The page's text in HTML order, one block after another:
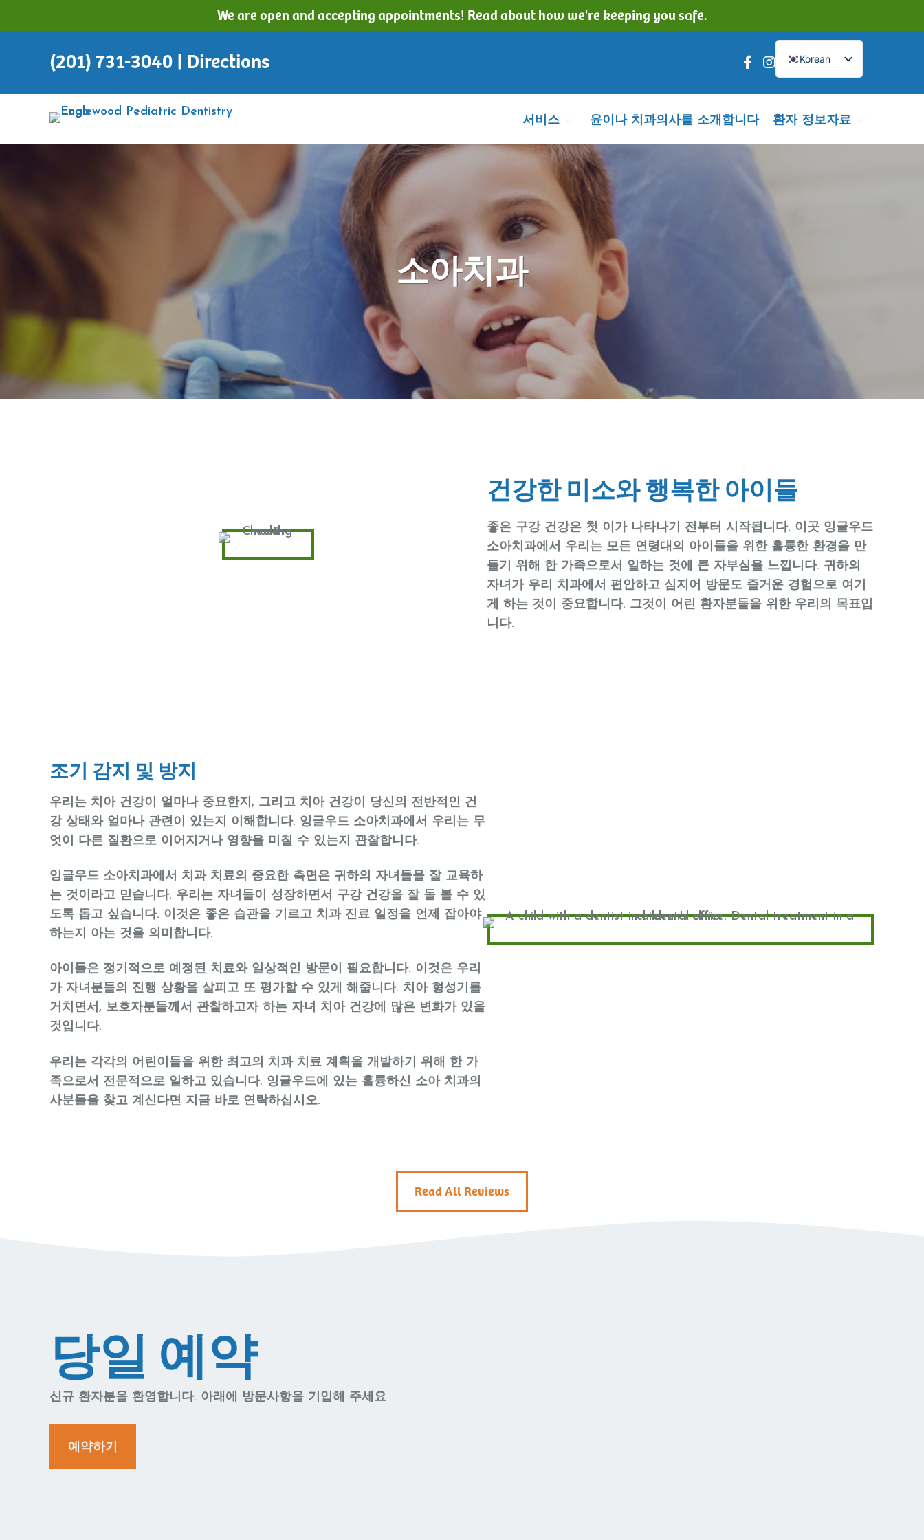
to
to
We are open and accepting appointments! Read about how we're keeping you safe.
(201) 731-3040 | Directions Korean
서비스 윤이나 치과의사를 소개합니다 환자 정보자료
소아치과
건강한 미소와 행복한 아이들
좋은 구강 건강은 첫 이가 나타나기 전부터 시작됩니다. 이곳 잉글우드
소아치과에서 우리는 모든 연령대의 아이들을 위한 훌륭한 환경을 만
들기 위해 한 가족으로서 일하는 것에 큰 자부심을 느낍니다. 귀하의
자녀가 우리 치과에서 편안하고 심지어 방문도 즐거운 경험으로 여기
게 하는 것이 중요합니다. 그것이 어린 환자분들을 위한 우리의 목표입
니다.
조기 감지 및 방지
우리는 치아 건강이 얼마나 중요한지, 그리고 치아 건강이 당신의 전반적인 건
강 상태와 얼마나 관련이 있는지 이해합니다. 잉글우드 소아치과에서 우리는 무
엇이 다른 질환으로 이어지거나 영향을 미칠 수 있는지 관찰합니다.
잉글우드 소아치과에서 치과 치료의 중요한 측면은 귀하의 자녀들을 잘 교육하
는 것이라고 믿습니다. 우리는 자녀들이 성장하면서 구강 건강을 잘 돌 볼 수 있
도록 돕고 싶습니다. 이것은 좋은 습관을 기르고 치과 진료 일정을 언제 잡아야
하는지 아는 것을 의미합니다.
아이들은 정기적으로 예정된 치료와 일상적인 방문이 필요합니다. 이것은 우리
가 자녀분들의 진행 상황을 살피고 또 평가할 수 있게 해줍니다. 치아 형성기를
거치면서, 보호자분들께서 관찰하고자 하는 자녀 치아 건강에 많은 변화가 있을
것입니다.
우리는 각각의 어린이들을 위한 최고의 치과 치료 계획을 개발하기 위해 한 가
족으로서 전문적으로 일하고 있습니다. 잉글우드에 있는 훌륭하신 소아 치과의
사분들을 찾고 계신다면 지금 바로 연락하십시오.
Read All Reviews
당일 예약
신규 환자분을 환영합니다. 아래에 방문사항을 기입해 주세요
예약하기